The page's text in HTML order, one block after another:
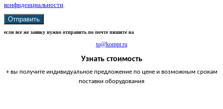
конфиденциальности
Отправить
если все же заявку нужно отправить по почте пишите на
to@kompr.ru
Узнать стоимость
+ вы получите индивидуальное предложение по цене и возможным срокам
поставки оборудования